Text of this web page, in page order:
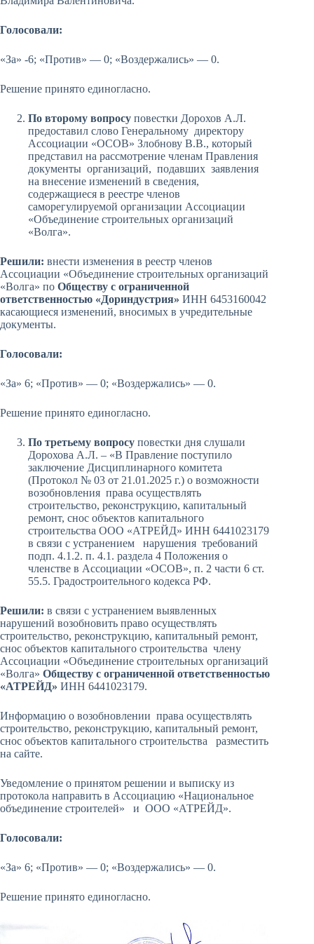
Голосовали:
«За» -6; «Против» — 0; «Воздержались» — 0.
Решение принято единогласно.
По второму вопросу повестки Дорохов А.Л.
предоставил слово Генеральному директору
Ассоциации «ОСОВ» Злобнову В.В., который
представил на рассмотрение членам Правления
документы организаций, подавших заявления
на внесение изменений в сведения,
содержащиеся в реестре членов
саморегулируемой организации Ассоциации
«Объединение строительных организаций
«Волга».
Решили: внести изменения в реестр членов
Ассоциации «Объединение строительных организаций
«Волга» по Обществу с ограниченной
ответственностью «Дориндустрия» ИНН 6453160042
касающиеся изменений, вносимых в учредительные
документы.
Голосовали:
«За» 6; «Против» — 0; «Воздержались» — 0.
Решение принято единогласно.
По третьему вопросу повестки дня слушали
Дорохова А.Л. – «В Правление поступило
заключение Дисциплинарного комитета
(Протокол № 03 от 21.01.2025 г.) о возможности
возобновления права осуществлять
строительство, реконструкцию, капитальный
ремонт, снос объектов капитального
строительства ООО «АТРЕЙД» ИНН 6441023179
в связи с устранением нарушения требований
подп. 4.1.2. п. 4.1. раздела 4 Положения о
членстве в Ассоциации «ОСОВ», п. 2 части 6 ст.
55.5. Градостроительного кодекса РФ.
Решили: в связи с устранением выявленных
нарушений возобновить право осуществлять
строительство, реконструкцию, капитальный ремонт,
снос объектов капитального строительства члену
Ассоциации «Объединение строительных организаций
«Волга» Обществу с ограниченной ответственностью
«АТРЕЙД» ИНН 6441023179.
Информацию о возобновлении права осуществлять
строительство, реконструкцию, капитальный ремонт,
снос объектов капитального строительства разместить
на сайте.
Уведомление о принятом решении и выписку из
протокола направить в Ассоциацию «Национальное
объединение строителей» и ООО «АТРЕЙД».
Голосовали:
«За» 6; «Против» — 0; «Воздержались» — 0.
Решение принято единогласно.